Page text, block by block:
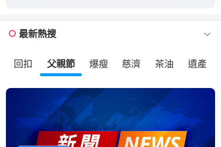
最新熱搜
回扣 父親節 爆瘦 慈濟 茶油 遺產